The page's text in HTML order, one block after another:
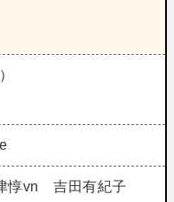
惇vn 吉田有紀子